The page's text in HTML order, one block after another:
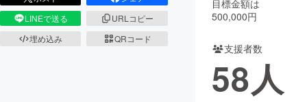
CAMPFIRE for Social Good CAMPFIRE Creation
CAMPFIREふるさと納税
コミュニティ
LINEで送る
URLコピー
埋め込み
QRコード
目標金額は
500,000円
支援者数
58人